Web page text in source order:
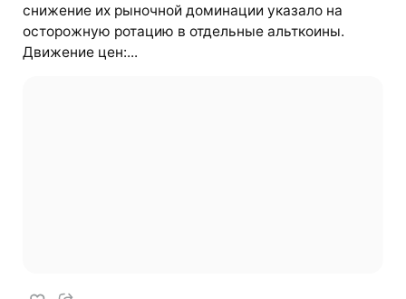
снижение их рыночной доминации указало на
осторожную ротацию в отдельные альткоины.
Движение цен:...